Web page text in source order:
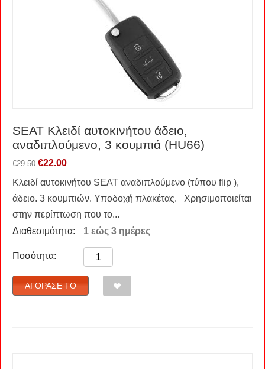
SEAT Κλειδί αυτοκινήτου άδειο,
αναδιπλούμενο, 3 κουμπιά (HU66)
€29.50 €22.00
Κλειδί αυτοκινήτου SEAT αναδιπλούμενο (τύπου flip ),
άδειο. 3 κουμπιών. Υποδοχή πλακέτας. Χρησιμοποιείται
στην περίπτωση που το...
Διαθεσιμότητα:
1 εώς 3 ημέρες
Ποσότητα:
ΑΓΌΡΑΣΈ ΤΟ